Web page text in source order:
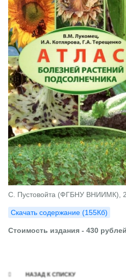
С. Пустовойта (ФГБНУ ВНИИМК),
Скачать содержание (155Кб)
Стоимость издания - 430
НАЗАД К СПИСКУ